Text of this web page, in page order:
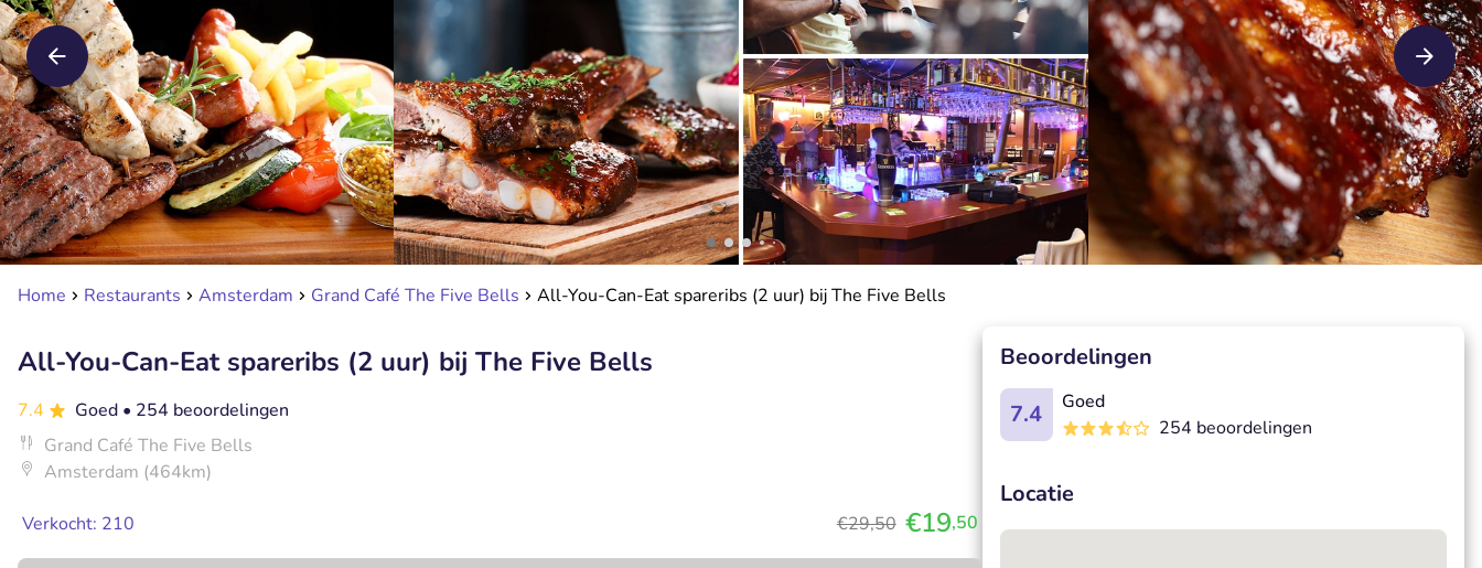
Home Restaurants Amsterdam Grand Café The Five Bells All-You-Can-Eat spareribs (2 uur) bij The Five Bells
All-You-Can-Eat spareribs (2 uur) bij The Five Bells
7.4 Goed • 254 beoordelingen
Grand Café The Five Bells
Amsterdam (464km)
Verkocht: 210 €29,50 €19,50
Beoordelingen
7.4
Goed
254 beoordelingen
Locatie